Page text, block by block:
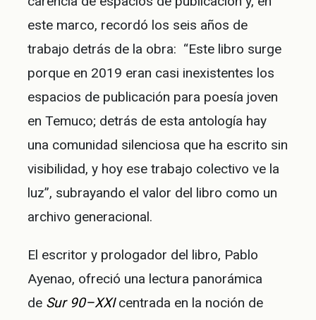
este marco, recordó los seis años de
trabajo detrás de la obra: “Este libro surge
porque en 2019 eran casi inexistentes los
espacios de publicación para poesía joven
en Temuco; detrás de esta antología hay
una comunidad silenciosa que ha escrito sin
visibilidad, y hoy ese trabajo colectivo ve la
luz”, subrayando el valor del libro como un
archivo generacional.
El escritor y prologador del libro, Pablo
Ayenao, ofreció una lectura panorámica
de Sur 90–XXIcentrada en la noción de